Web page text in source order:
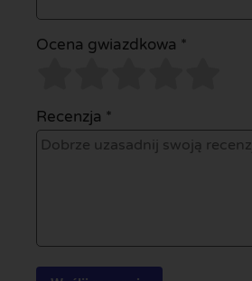
Ocena gwiazdkowa *
Recenzja *